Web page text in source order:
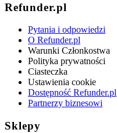
Refunder.pl
Pytania i odpowiedzi
O Refunder.pl
Warunki Członkostwa
Polityka prywatności
Ciasteczka
Ustawienia cookie
Dostępność Refunder.pl
Partnerzy biznesowi
Sklepy